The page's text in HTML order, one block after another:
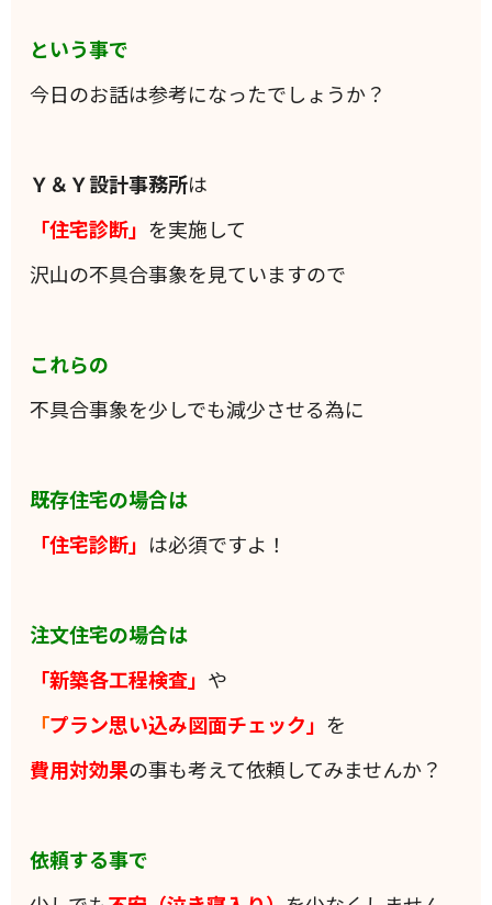
という事で
今日のお話は参考になったでしょうか？
Ｙ＆Ｙ設計事務所は
「住宅診断」 を実施して
沢山の不具合事象を見ていますので
これらの
不具合事象を少しでも減少させる為に
既存住宅の場合は
「住宅診断」 は必須ですよ！
注文住宅の場合は
「新築各工程検査」 や
「プラン思い込み図面チェック」 を
費用対効果の事も考えて依頼してみませんか？
依頼する事で